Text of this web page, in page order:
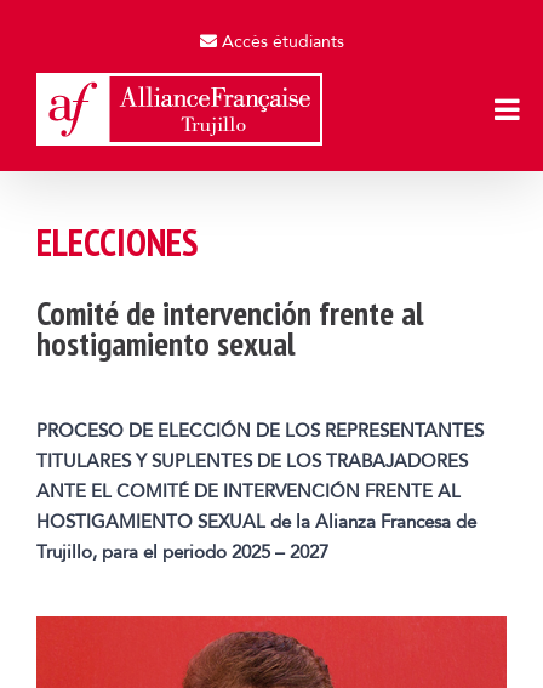
Accès étudiants
ELECCIONES
Comité de intervención frente al
hostigamiento sexual
PROCESO DE ELECCIÓN DE LOS REPRESENTANTES
TITULARES Y SUPLENTES DE LOS TRABAJADORES
ANTE EL COMITÉ DE INTERVENCIÓN FRENTE AL
HOSTIGAMIENTO SEXUAL de la Alianza Francesa de
Trujillo, para el periodo 2025 – 2027